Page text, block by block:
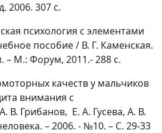
2006. 307 с.
психология с элементами
пособие / В. Г. Каменская.
– М.: Форум, 2011.- 288 с.
качеств у мальчиков
внимания с
В. Грибанов, Е. А. Гусева, А. В.
– 2006. - №10. – С. 29-33